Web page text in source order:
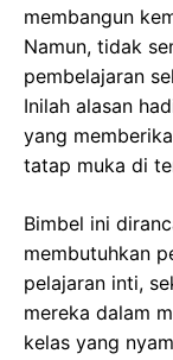
membangun
Namun, tidak
pembelajaran
Inilah alasan
yang
tatap muka di
Bimbel ini
membutuhkan
pelajaran inti,
mereka dalam
kelas yang